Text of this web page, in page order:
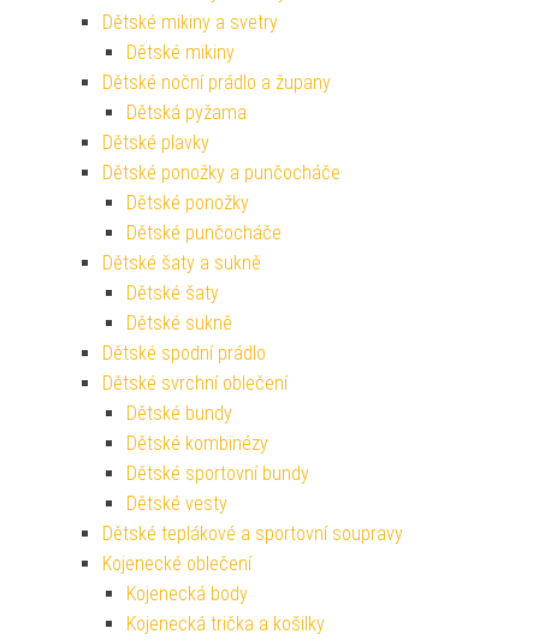
Dětské mikiny a svetry
Dětské mikiny
Dětské noční prádlo a župany
Dětská pyžama
Dětské plavky
Dětské ponožky a punčocháče
Dětské ponožky
Dětské punčocháče
Dětské šaty a sukně
Dětské šaty
Dětské sukně
Dětské spodní prádlo
Dětské svrchní oblečení
Dětské bundy
Dětské kombinézy
Dětské sportovní bundy
Dětské vesty
Dětské teplákové a sportovní soupravy
Kojenecké oblečení
Kojenecká body
Kojenecká trička a košilky